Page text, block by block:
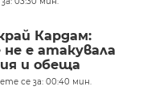
Кардам:
не е атакувала
и обеща
се за: 00:40 мин.